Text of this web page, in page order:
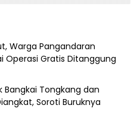
Warga Pangandaran
Operasi Gratis Ditanggung
Bangkai Tongkang dan
Soroti Buruknya